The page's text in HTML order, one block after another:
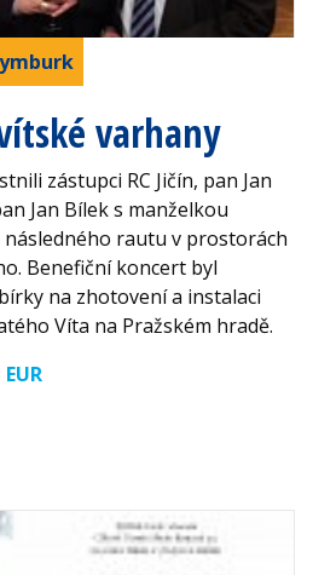
varhany
zástupci RC Jičín, pan Jan
Jan Bílek s manželkou
rautu v prostorách
Benefiční koncert byl
na zhotovení a instalaci
Víta na Pražském hradě.